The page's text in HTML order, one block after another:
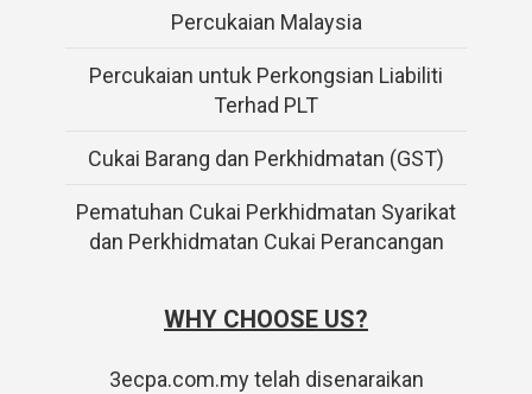
Percukaian Malaysia
Percukaian untuk Perkongsian Liabiliti
Terhad PLT
Cukai Barang dan Perkhidmatan (GST)
Pematuhan Cukai Perkhidmatan Syarikat
dan Perkhidmatan Cukai Perancangan
WHY CHOOSE US?
3ecpa.com.my telah disenaraikan